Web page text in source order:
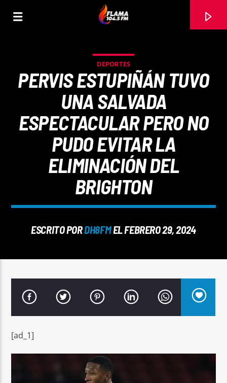
TÍTULO
Señal FM
DEPORTES
PERVIS ESTUPIÑÁN TUVO
UNA SALVADA
ESPECTACULAR PERO NO
PUDO EVITAR LA
ELIMINACIÓN DEL
BRIGHTON
ESCRITO PORDH8FMEL FEBRERO 29, 2024
[ad_1]